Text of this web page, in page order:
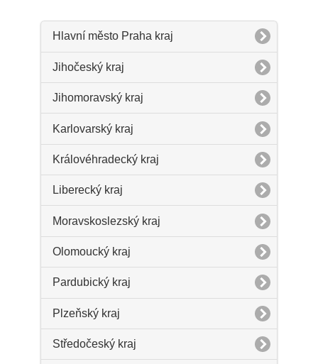
Hlavní město Praha kraj
Jihočeský kraj
Jihomoravský kraj
Karlovarský kraj
Královéhradecký kraj
Liberecký kraj
Moravskoslezský kraj
Olomoucký kraj
Pardubický kraj
Plzeňský kraj
Středočeský kraj